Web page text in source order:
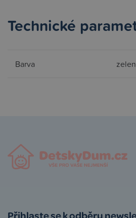
Technické
Barva
Přihlaste se k odběru